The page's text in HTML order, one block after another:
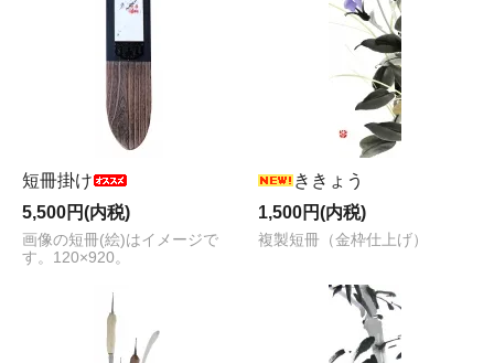
短冊掛け
5,500円(内税)
画像の短冊(絵)はイメージで
す。120×920。
ききょう
1,500円(内税)
複製短冊（金枠仕上げ）